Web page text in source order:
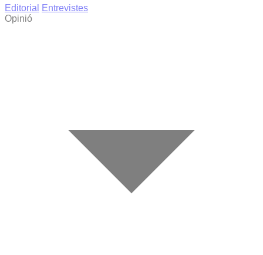
Editorial
Entrevistes
Opinió